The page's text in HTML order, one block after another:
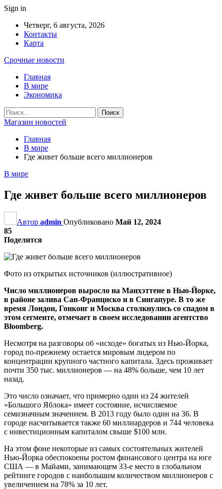
Sign in
Четверг, 6 августа, 2026
Контакты
Карта
Срочные новости
Главная
В мире
Экономика
Магазин новостей
Главная
В мире
Где живет больше всего миллионеров
В мире
Где живет больше всего миллионеров
Автор admin Опубликовано Май 12, 2024
85
Поделится
Фото из открытых источников (иллюстративное)
Число миллионеров выросло на Манхэттене в Нью-Йорке,
в районе залива Сан-Франциско и в Сингапуре. В то же
время Лондон, Гонконг и Москва столкнулись со спадом в
этом сегменте, отмечает в своем исследовании агентство
Bloomberg.
Несмотря на разговоры об «исходе» богатых из Нью-Йорка,
город по-прежнему остается мировым лидером по
концентрации крупного частного капитала. Здесь проживает
почти 350 тыс. миллионеров — на 48% больше, чем 10 лет
назад.
Это число означает, что примерно один из 24 жителей
«Большого Яблока» имеет состояние, исчисляемое
семизначным значением. В 2013 году было один на 36. В
городе насчитывается также 60 миллиардеров и 744 человека
с инвестиционным капиталом свыше $100 млн.
На этом фоне некоторые из самых состоятельных жителей
Нью-Йорка обеспокоены ростом финансового центра на юге
США — в Майами, занимающем 33-е место в глобальном
рейтинге городов с наибольшим количеством миллионеров с
увеличением на 78% за 10 лет.